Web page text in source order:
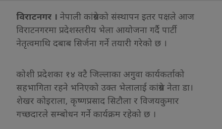
विराटनगर । नेपाली कांग्रेसको संस्थापन इतर पक्षले आज
विराटनगरमा प्रदेशस्तरीय भेला आयोजना गर्दै पार्टी
नेतृत्वमाथि दबाब सिर्जना गर्ने तयारी गरेको छ ।
कोशी प्रदेशका १४ वटै जिल्लाका अगुवा कार्यकर्ताको
सहभागिता रहने भनिएको उक्त भेलालाई कांग्रेस नेता डा।
शेखर कोइराला, कृष्णप्रसाद सिटौला र विजयकुमार
गच्छदारले सम्बोधन गर्ने कार्यक्रम रहेको छ ।